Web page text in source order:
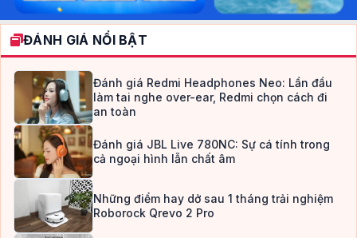
ĐÁNH GIÁ NỔI BẬT
Đánh giá Redmi Headphones Neo: Lần đầu
làm tai nghe over-ear, Redmi chọn cách đi
an toàn
Đánh giá JBL Live 780NC: Sự cá tính trong
cả ngoại hình lẫn chất âm
Những điểm hay dở sau 1 tháng trải nghiệm
Roborock Qrevo 2 Pro